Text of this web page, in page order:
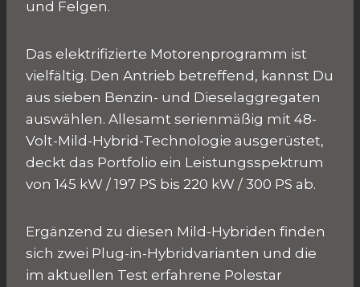
und Felgen.
Das elektrifizierte Motorenprogramm ist
vielfältig. Den Antrieb betreffend, kannst Du
aus sieben Benzin- und Dieselaggregaten
auswählen. Allesamt serienmäßig mit 48-
Volt-Mild-Hybrid-Technologie ausgerüstet,
deckt das Portfolio ein Leistungsspektrum
von 145 kW / 197 PS bis 220 kW / 300 PS ab.
Ergänzend zu diesen Mild-Hybriden finden
sich zwei Plug-in-Hybridvarianten und die
im aktuellen Test erfahrene Polestar